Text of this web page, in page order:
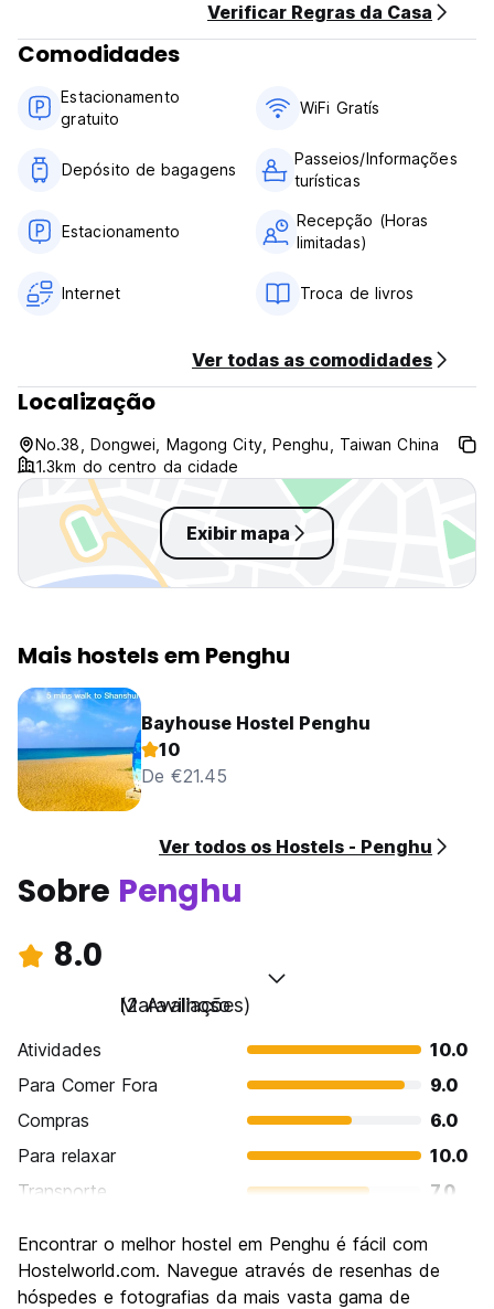
Verificar Regras da Casa
Comodidades
Estacionamento
gratuito
WiFi Gratís
Depósito de bagagens
Passeios/Informações
turísticas
Estacionamento
Recepção (Horas
limitadas)
Internet Troca de livros
Ver todas as comodidades
Localização
No.38, Dongwei, Magong City, Penghu, Taiwan China
1.3km do centro da cidade
Exibir mapa
Mais hostels em Penghu
Bayhouse Hostel Penghu
10
De €21.45
Ver todos os Hostels - Penghu
Sobre Penghu
8.0
Maravilhoso
(2 Avaliações)
Atividades
10.0
Para Comer Fora
9.0
Compras
6.0
Para relaxar
10.0
Transporte
7.0
Cultura
8.0
Festas / vida noturna
Encontrar o melhor hostel em Penghu é fácil com
Hostelworld.com. Navegue através de resenhas de
hóspedes e fotografias da mais vasta gama de